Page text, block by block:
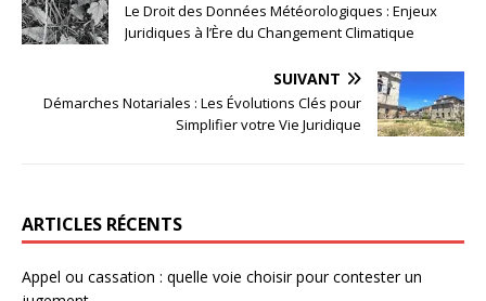
Le Droit des Données Météorologiques : Enjeux
Juridiques à l’Ère du Changement Climatique
SUIVANT
Démarches Notariales : Les Évolutions Clés pour
Simplifier votre Vie Juridique
ARTICLES RÉCENTS
Appel ou cassation : quelle voie choisir pour contester un